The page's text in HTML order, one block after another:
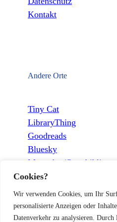
Cookies?
Wir verwenden Cookies, um Ihr
personalisierte Anzeigen oder
Datenverkehr zu analysieren.
Kontakt
Andere Orte
Tiny Cat
LibraryThing
Goodreads
Bluesky
Mastodon/Openbiblio